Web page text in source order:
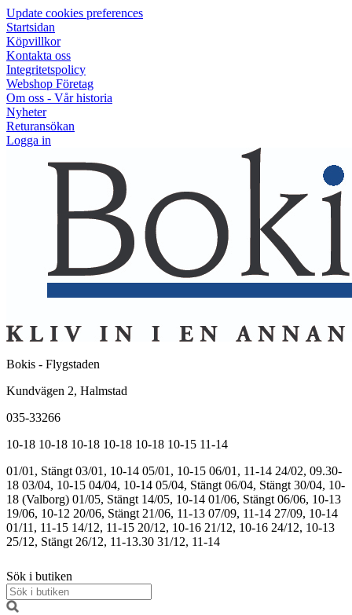
Update cookies preferences
Startsidan
Köpvillkor
Kontakta oss
Integritetspolicy
Webshop Företag
Om oss - Vår historia
Nyheter
Returansökan
Logga in
Bokis - Flygstaden
Kundvägen 2, Halmstad
035-33266
10-18 10-18 10-18 10-18 10-18 10-15 11-14
01/01, Stängt 03/01, 10-14 05/01, 10-15 06/01, 11-14 24/02, 09.30-
18 03/04, 10-15 04/04, 10-14 05/04, Stängt 06/04, Stängt 30/04, 10-
18 (Valborg) 01/05, Stängt 14/05, 10-14 01/06, Stängt 06/06, 10-13
19/06, 10-12 20/06, Stängt 21/06, 11-13 07/09, 11-14 27/09, 10-14
01/11, 11-15 14/12, 11-15 20/12, 10-16 21/12, 10-16 24/12, 10-13
25/12, Stängt 26/12, 11-13.30 31/12, 11-14
Sök i butiken